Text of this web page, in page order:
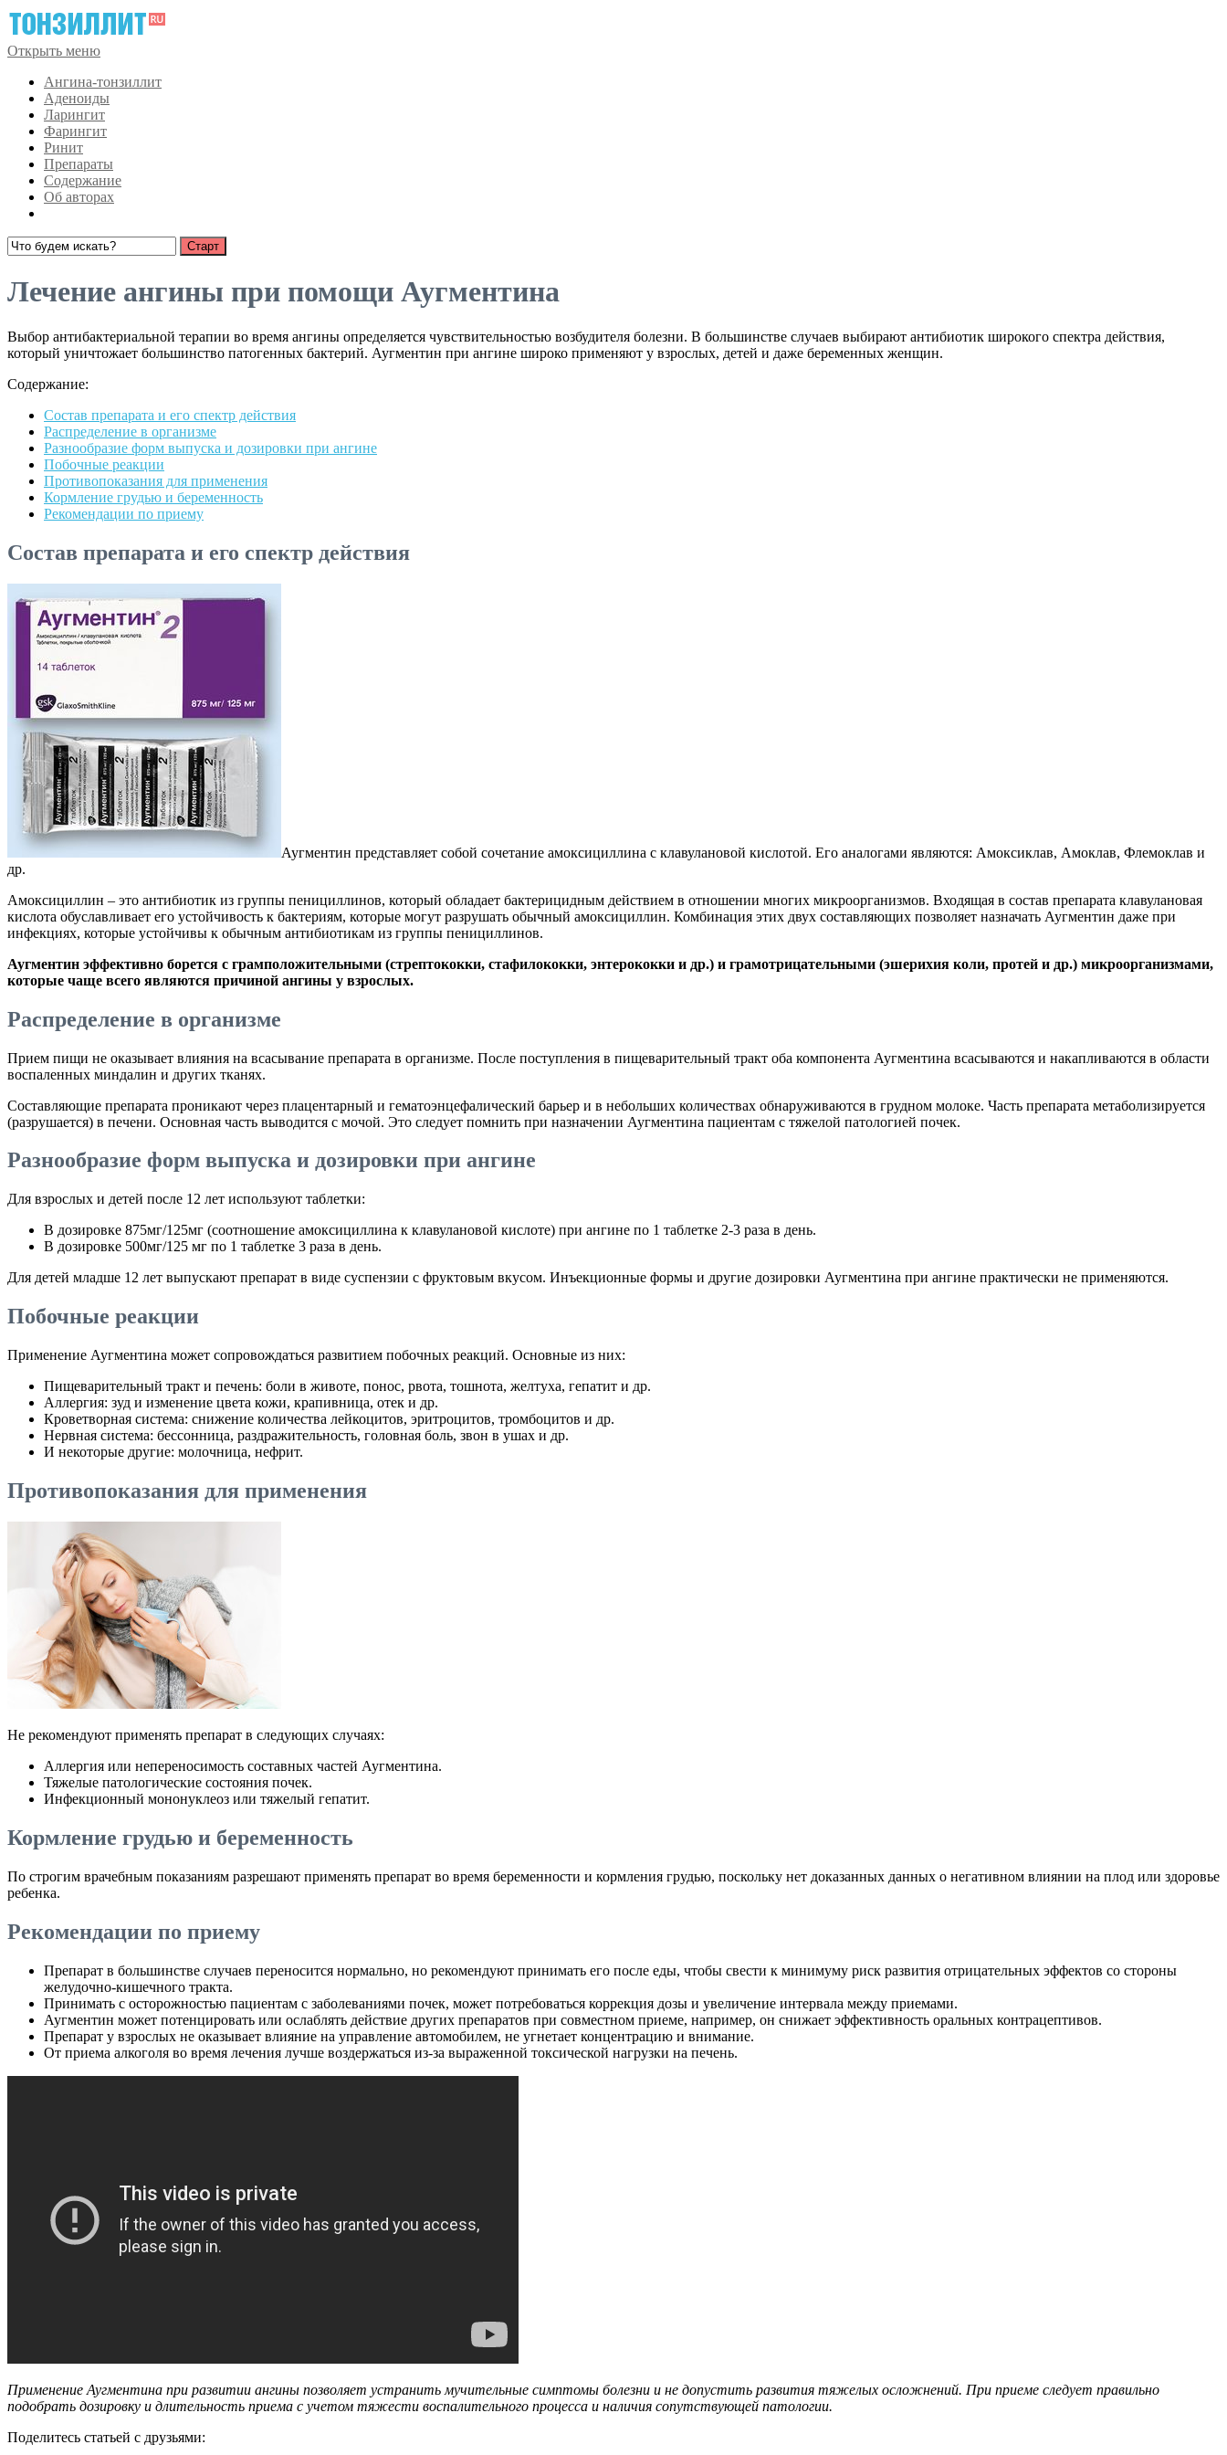
Открыть меню
Ангина-тонзиллит
Аденоиды
Ларингит
Фарингит
Ринит
Препараты
Содержание
Об авторах
Лечение ангины при помощи Аугментина
Выбор антибактериальной терапии во время ангины определяется чувствительностью возбудителя болезни. В большинстве случаев выбирают антибиотик широкого спектра действия,
который уничтожает большинство патогенных бактерий. Аугментин при ангине широко применяют у взрослых, детей и даже беременных женщин.
Содержание:
Состав препарата и его спектр действия
Распределение в организме
Разнообразие форм выпуска и дозировки при ангине
Побочные реакции
Противопоказания для применения
Кормление грудью и беременность
Рекомендации по приему
Состав препарата и его спектр действия
Аугментин представляет собой сочетание амоксициллина с клавулановой кислотой. Его аналогами являются: Амоксиклав, Амоклав, Флемоклав и
др.
Амоксициллин – это антибиотик из группы пенициллинов, который обладает бактерицидным действием в отношении многих микроорганизмов. Входящая в состав препарата клавулановая
кислота обуславливает его устойчивость к бактериям, которые могут разрушать обычный амоксициллин. Комбинация этих двух составляющих позволяет назначать Аугментин даже при
инфекциях, которые устойчивы к обычным антибиотикам из группы пенициллинов.
Аугментин эффективно борется с грамположительными (стрептококки, стафилококки, энтерококки и др.) и грамотрицательными (эшерихия коли, протей и др.) микроорганизмами,
которые чаще всего являются причиной ангины у взрослых.
Распределение в организме
Прием пищи не оказывает влияния на всасывание препарата в организме. После поступления в пищеварительный тракт оба компонента Аугментина всасываются и накапливаются в области
воспаленных миндалин и других тканях.
Составляющие препарата проникают через плацентарный и гематоэнцефалический барьер и в небольших количествах обнаруживаются в грудном молоке. Часть препарата метаболизируется
(разрушается) в печени. Основная часть выводится с мочой. Это следует помнить при назначении Аугментина пациентам с тяжелой патологией почек.
Разнообразие форм выпуска и дозировки при ангине
Для взрослых и детей после 12 лет используют таблетки:
В дозировке 875мг/125мг (соотношение амоксициллина к клавулановой кислоте) при ангине по 1 таблетке 2-3 раза в день.
В дозировке 500мг/125 мг по 1 таблетке 3 раза в день.
Для детей младше 12 лет выпускают препарат в виде суспензии с фруктовым вкусом. Инъекционные формы и другие дозировки Аугментина при ангине практически не применяются.
Побочные реакции
Применение Аугментина может сопровождаться развитием побочных реакций. Основные из них:
Пищеварительный тракт и печень: боли в животе, понос, рвота, тошнота, желтуха, гепатит и др.
Аллергия: зуд и изменение цвета кожи, крапивница, отек и др.
Кроветворная система: снижение количества лейкоцитов, эритроцитов, тромбоцитов и др.
Нервная система: бессонница, раздражительность, головная боль, звон в ушах и др.
И некоторые другие: молочница, нефрит.
Противопоказания для применения
Не рекомендуют применять препарат в следующих случаях:
Аллергия или непереносимость составных частей Аугментина.
Тяжелые патологические состояния почек.
Инфекционный мононуклеоз или тяжелый гепатит.
Кормление грудью и беременность
По строгим врачебным показаниям разрешают применять препарат во время беременности и кормления грудью, поскольку нет доказанных данных о негативном влиянии на плод или здоровье
ребенка.
Рекомендации по приему
Препарат в большинстве случаев переносится нормально, но рекомендуют принимать его после еды, чтобы свести к минимуму риск развития отрицательных эффектов со стороны
желудочно-кишечного тракта.
Принимать с осторожностью пациентам с заболеваниями почек, может потребоваться коррекция дозы и увеличение интервала между приемами.
Аугментин может потенцировать или ослаблять действие других препаратов при совместном приеме, например, он снижает эффективность оральных контрацептивов.
Препарат у взрослых не оказывает влияние на управление автомобилем, не угнетает концентрацию и внимание.
От приема алкоголя во время лечения лучше воздержаться из-за выраженной токсической нагрузки на печень.
Применение Аугментина при развитии ангины позволяет устранить мучительные симптомы болезни и не допустить развития тяжелых осложнений. При приеме следует правильно
подобрать дозировку и длительность приема с учетом тяжести воспалительного процесса и наличия сопутствующей патологии.
Поделитесь статьей с друзьями: